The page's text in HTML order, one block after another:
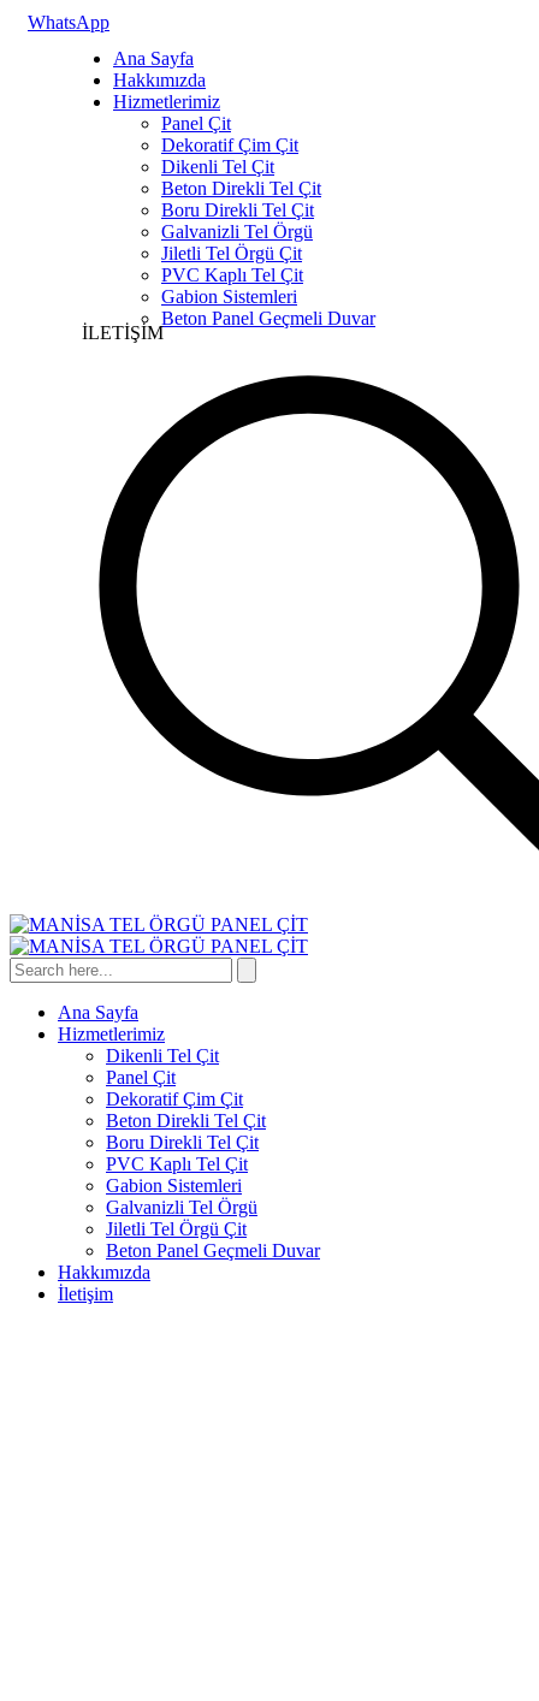
WhatsApp
Ana Sayfa
Hakkımızda
Hizmetlerimiz
Panel Çit
Dekoratif Çim Çit
Dikenli Tel Çit
Beton Direkli Tel Çit
Boru Direkli Tel Çit
Galvanizli Tel Örgü
Jiletli Tel Örgü Çit
PVC Kaplı Tel Çit
Gabion Sistemleri
Beton Panel Geçmeli Duvar
İLETİŞİM
Ana Sayfa
Hizmetlerimiz
Dikenli Tel Çit
Panel Çit
Dekoratif Çim Çit
Beton Direkli Tel Çit
Boru Direkli Tel Çit
PVC Kaplı Tel Çit
Gabion Sistemleri
Galvanizli Tel Örgü
Jiletli Tel Örgü Çit
Beton Panel Geçmeli Duvar
Hakkımızda
İletişim